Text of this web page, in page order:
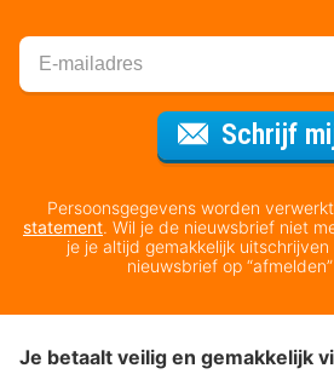
Schrijf
Persoonsgegevens worden
statement. Wil je de nieuwsbrief niet
je je altijd gemakkelijk
nieuwsbrief op
Je betaalt veilig en gemakkelijk